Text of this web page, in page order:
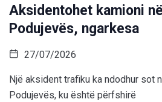
Aksidentohet kamioni
Podujevës, ngarkesa
27/07/2026
Një aksident trafiku ka ndodhur sot
Podujevës, ku është përfshirë